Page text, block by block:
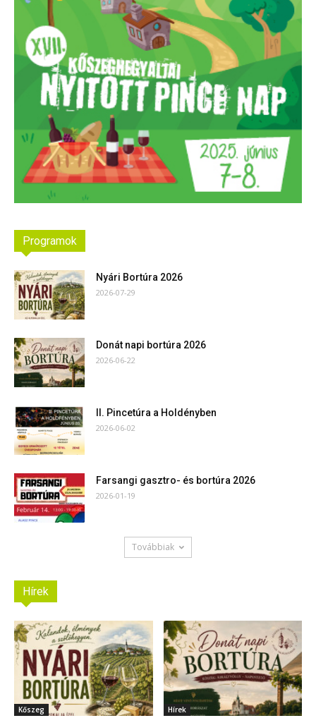
Programok
Nyári Bortúra 2026
2026-07-29
Donát napi bortúra 2026
2026-06-22
II. Pincetúra a Holdényben
2026-06-02
Farsangi gasztro- és bortúra 2026
2026-01-19
Továbbiak
Hírek
Kőszeg Hírek